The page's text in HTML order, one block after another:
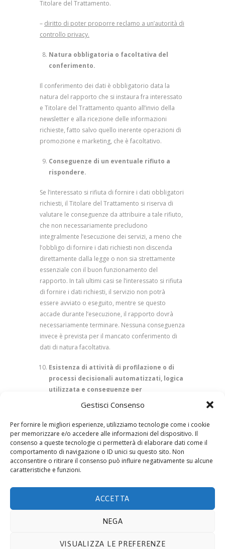
Gestisci Consenso
Per fornire le migliori esperienze, utilizziamo tecnologie come i cookie
per memorizzare e/o accedere alle informazioni del dispositivo. Il
consenso a queste tecnologie ci permetterà di elaborare dati come il
comportamento di navigazione o ID unici su questo sito. Non
acconsentire o ritirare il consenso può influire negativamente su alcune
caratteristiche e funzioni.
ACCETTA
NEGA
VISUALIZZA LE PREFERENZE
Titolare del Trattamento.
– diritto di poter proporre reclamo a un’autorità di
controllo privacy.
Natura obbligatoria o facoltativa del
conferimento.
Il conferimento dei dati è obbligatorio data la
natura del rapporto che si instaura fra interessato
e Titolare del Trattamento quanto all’invio della
newsletter e alla ricezione delle informazioni
richieste, fatto salvo quello inerente operazioni di
promozione e marketing, che è facoltativo.
Conseguenze di un eventuale rifiuto a
rispondere.
Se l’interessato si rifiuta di fornire i dati obbligatori
richiesti, il Titolare del Trattamento si riserva di
valutare le conseguenze da attribuire a tale rifiuto,
che non necessariamente precludono
integralmente l’esecuzione dei servizi, a meno che
l’obbligo di fornire i dati richiesti non discenda
direttamente dalla legge o non sia strettamente
essenziale con il buon funzionamento del
rapporto. In tali ultimi casi se l’interessato si rifiuta
di fornire i dati richiesti, il servizio non potrà
essere avviato o eseguito, mentre se questo
accade durante l’esecuzione, il rapporto dovrà
necessariamente terminare. Nessuna conseguenza
invece è prevista per il mancato conferimento di
dati di natura facoltativa.
Esistenza di attività di profilazione o di
processi decisionali automatizzati, logica
utilizzata e conseguenze per
Ove vengano eseguite attività di profilazione
sull’interessato collegati all’attività di marketing, le
stesse saranno eseguite conformemente al GDPR
ed in ogni momento l’interessato potrà opporsi.
10, 20021 BOLLATE (MI) - P.IVA 08441330159. E-mail